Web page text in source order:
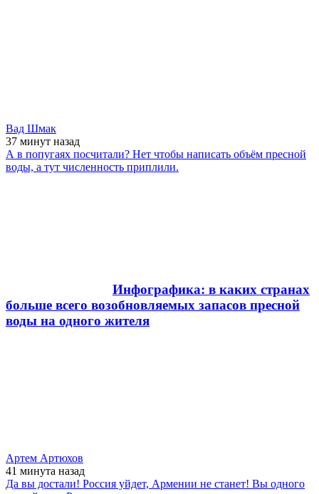
Вад Шмак
37 минут назад
А в попугаях посчитали? Нет чтобы написать объём пресной
воды, а тут численность приплили.
Инфографика: в каких странах
больше всего возобновляемых запасов пресной
воды на одного жителя
Артем Артюхов
41 минута назад
Да вы достали! Россия уйдет, Армении не станет! Вы одного